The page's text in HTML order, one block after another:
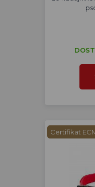
Certifikat